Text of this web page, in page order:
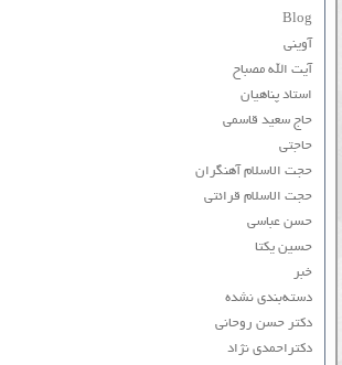
Blog
آوینی
آیت الله مصباح
استاد پناهیان
حاج سعید قاسمی
حاجتی
حجت الاسلام آهنگران
حجت الاسلام قرائتی
حسن عباسی
حسین یکتا
خبر
دسته‌بندی نشده
دکتر حسن روحانی
دکتراحمدی نژاد